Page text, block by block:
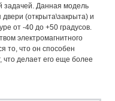
задачей. Данная модель
(открыта\закрыта) и
от -40 до +50 градусов.
электромагнитного
то, что он способен
что делает его еще более